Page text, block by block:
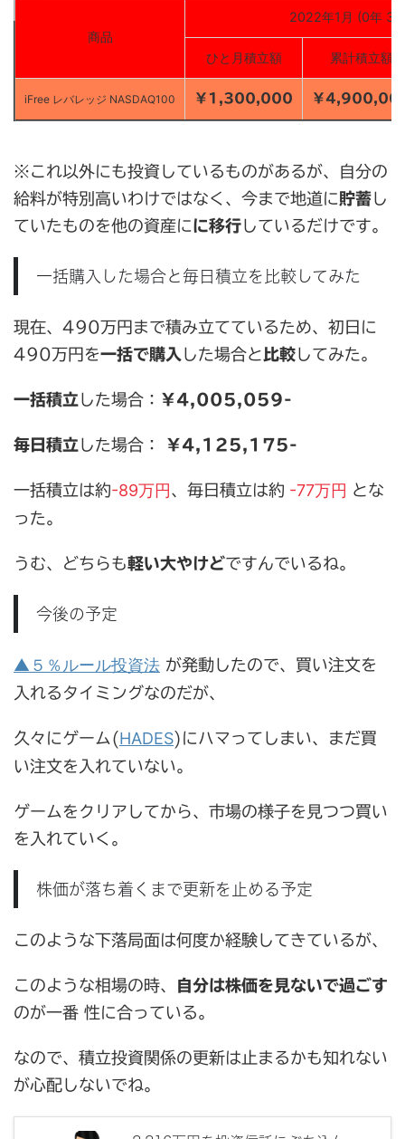
商品
2022年1月 (0年 3
ひと月積立額 累計積立額
iFree レバレッジ NASDAQ100 ￥1,300,000 ￥
※これ以外にも投資しているものがあるが、自分の
給料が特別高いわけではなく、今まで地道に貯蓄し
ていたものを他の資産にに移行しているだけです。
一括購入した場合と毎日積立を比較してみた
現在、490万円まで積み立てているため、初日に
490万円を一括で購入 した場合と 比較してみた。
一括積立 した場合： ￥4,005,059-
毎日積立 した場合： ￥4,125,175-
一括積立は約-89万円、毎日積立は約 -77万円 とな
った。
うむ、どちらも軽い大やけどですんでいるね。
今後の予定
▲５％ルール投資法 が発動したので、買い注文を
入れるタイミングなのだが、
久々にゲーム(HADES)にハマってしまい、まだ買
い注文を入れていない。
ゲームをクリアしてから、市場の様子を見つつ買い
を入れていく。
株価が落ち着くまで更新を止める予定
このような下落局面は何度か経験してきているが、
このような相場の時、
自分は株価を見ないで過ごす
のが一番 性に合っている。
なので、積立投資関係の更新は止まるかも知れない
が心配しないでね。